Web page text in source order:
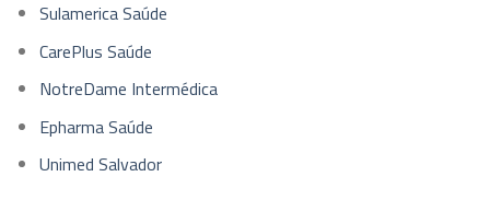
Sulamerica Saúde
CarePlus Saúde
NotreDame Intermédica
Epharma Saúde
Unimed Salvador